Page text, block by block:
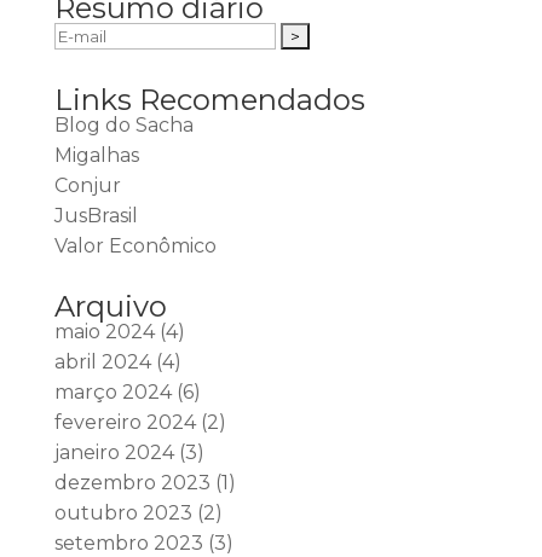
Resumo diário
Links Recomendados
Blog do Sacha
Migalhas
Conjur
JusBrasil
Valor Econômico
Arquivo
maio 2024(4)
abril 2024(4)
março 2024(6)
fevereiro 2024(2)
janeiro 2024(3)
dezembro 2023 (1)
outubro 2023 (2)
setembro 2023 (3)